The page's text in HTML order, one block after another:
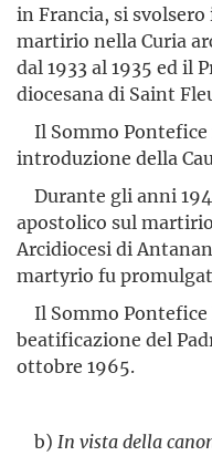
in Francia, si
martirio nella Curia
dal 1933 al 1935 ed il
diocesana di Saint
Il Sommo
introduzione della
Durante gli anni
apo­stolico sul
Arcidiocesi di
martyrio fu
Il Sommo Pontefice
beatificazione del
ottobre 1965.
b) In vista della